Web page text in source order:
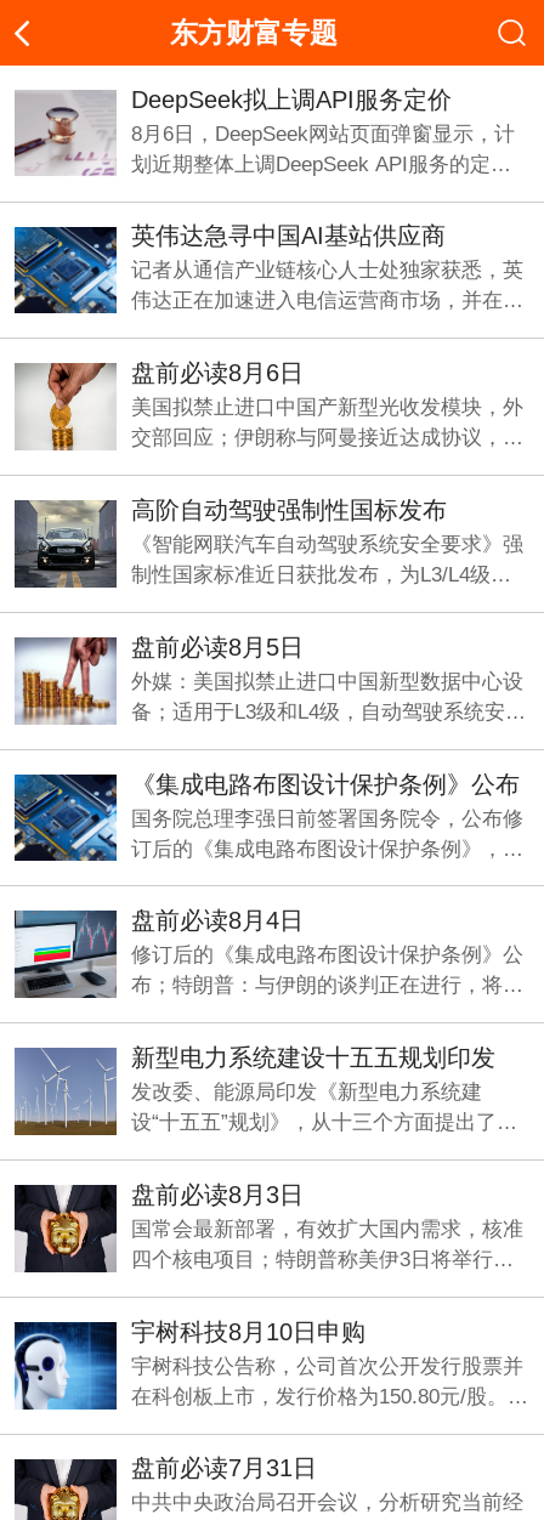
东方财富专题
DeepSeek拟上调API服务定价
8月6日，DeepSeek网站页面弹窗显示，计
划近期整体上调DeepSeek API服务的定
英伟达急寻中国AI基站供应商
记者从通信产业链核心人士处独家获悉，英
伟达正在加速进入电信运营商市场，并在中
要求的6G基站。
盘前必读8月6日
美国拟禁止进口中国产新型光收发模块，外
交部回应；伊朗称与阿曼接近达成协议，海
小企业发展规划》即将发布。
高阶自动驾驶强制性国标发布
《智能网联汽车自动驾驶系统安全要求》强
制性国家标准近日获批发布，为L3/L4级量
元年加速兑现。
盘前必读8月5日
外媒：美国拟禁止进口中国新型数据中心设
备；适用于L3级和L4级，自动驾驶系统安全
断式逆回购操作。
《集成电路布图设计保护条例》公布
国务院总理李强日前签署国务院令，公布修
订后的《集成电路布图设计保护条例》，自
盘前必读8月4日
修订后的《集成电路布图设计保护条例》公
布；特朗普：与伊朗的谈判正在进行，将分
设“十五五”规划》。
新型电力系统建设十五五规划印发
发改委、能源局印发《新型电力系统建
设“十五五”规划》，从十三个方面提出了一
效的新型电力系统。
盘前必读8月3日
国常会最新部署，有效扩大国内需求，核准
四个核电项目；特朗普称美伊3日将举行谈
策工具的作用。
宇树科技8月10日申购
宇树科技公告称，公司首次公开发行股票并
在科创板上市，发行价格为150.80元/股。本
为8月10日，缴款日为8月12日。
盘前必读7月31日
中共中央政治局召开会议，分析研究当前经